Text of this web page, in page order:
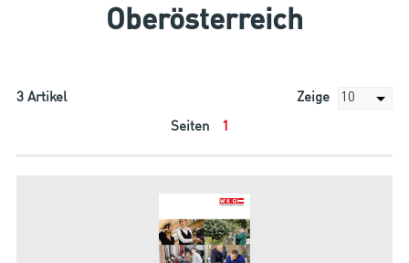
Oberösterreich
3Artikel
Seiten 1
Zeige